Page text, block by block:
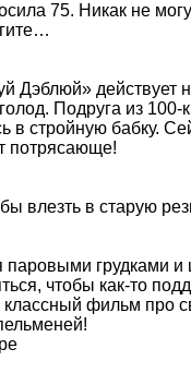
75. Никак не
Дэблюй» действует
Подруга из
в стройную бабку.
потрясающе!
влезть в старую
паровыми грудками и
чтобы как-то
классный фильм про